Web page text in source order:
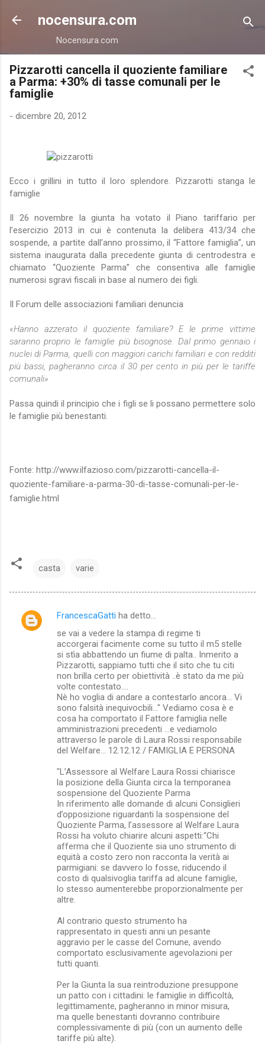
Passa ai contenuti principali
nocensura.com
Nocensura.com
Pizzarotti cancella il quoziente familiare
a Parma: +30% di tasse comunali per le
famiglie
- dicembre 20, 2012
Ecco i grillini in tutto il loro splendore. Pizzarotti stanga le
famiglie
Il 26 novembre la giunta ha votato il Piano tariffario per
l’esercizio 2013 in cui è contenuta la delibera 413/34 che
sospende, a partite dall’anno prossimo, il “Fattore famiglia”, un
sistema inaugurata dalla precedente giunta di centrodestra e
chiamato “Quoziente Parma” che consentiva alle famiglie
numerosi sgravi fiscali in base al numero dei figli.
​Il Forum delle associazioni familiari denuncia
«Hanno azzerato il quoziente familiare? E le prime vittime
saranno proprio le famiglie più bisognose. Dal primo gennaio i
nuclei di Parma, quelli con maggiori carichi familiari e con redditi
più bassi, pagheranno circa il 30 per cento in più per le tariffe
comunali»
Passa quindi il principio che i figli se li possano permettere solo
le famiglie più benestanti.
Fonte: http://www.ilfazioso.com/pizzarotti-cancella-il-
quoziente-familiare-a-parma-30-di-tasse-comunali-per-le-
famiglie.html
casta varie
C
FrancescaGatti ha detto…
se vai a vedere la stampa di regime ti
accorgerai facimente come su tutto il m5 stelle
si stìa abbattendo un fiume di palta.. Inmerito a
Pizzarotti, sappiamo tutti che il sito che tu citi
non brilla certo per obiettività ..è stato da me più
volte contestato....
Nè ho voglia di andare a contestarlo ancora... Vi
sono falsità inequivocbili..." Vediamo cosa è e
cosa ha comportato il Fattore famiglia nelle
amministrazioni precedenti ...e vediamolo
attraverso le parole di Laura Rossi responsabile
del Welfare... 12.12.12 / FAMIGLIA E PERSONA
"L’Assessore al Welfare Laura Rossi chiarisce
la posizione della Giunta circa la temporanea
sospensione del Quoziente Parma
In riferimento alle domande di alcuni Consiglieri
d’opposizione riguardanti la sospensione del
Quoziente Parma, l’assessore al Welfare Laura
Rossi ha voluto chiarire alcuni aspetti:“Chi
afferma che il Quoziente sia uno strumento di
equità a costo zero non racconta la verità ai
parmigiani: se davvero lo fosse, riducendo il
costo di qualsivoglia tariffa ad alcune famiglie,
lo stesso aumenterebbe proporzionalmente per
altre.
Al contrario questo strumento ha
rappresentato in questi anni un pesante
aggravio per le casse del Comune, avendo
comportato esclusivamente agevolazioni per
tutti quanti.
Per la Giunta la sua reintroduzione presuppone
un patto con i cittadini: le famiglie in difficoltà,
legittimamente, pagheranno in minor misura,
ma quelle benestanti dovranno contribuire
complessivamente di più (con un aumento delle
tariffe più alte).